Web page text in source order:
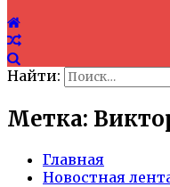
Найти:
Метка:
Главная
Новостная